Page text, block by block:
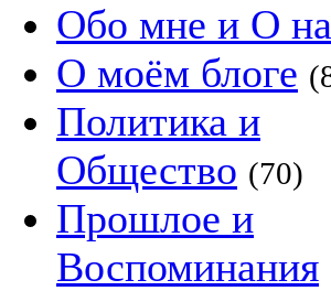
Обо мне и О
О моём блоге
Политика и
Общество (70)
Прошлое и
Воспоминания